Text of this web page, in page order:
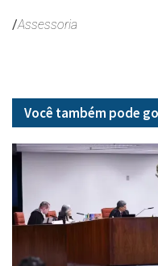
/Assessoria
Você também pode